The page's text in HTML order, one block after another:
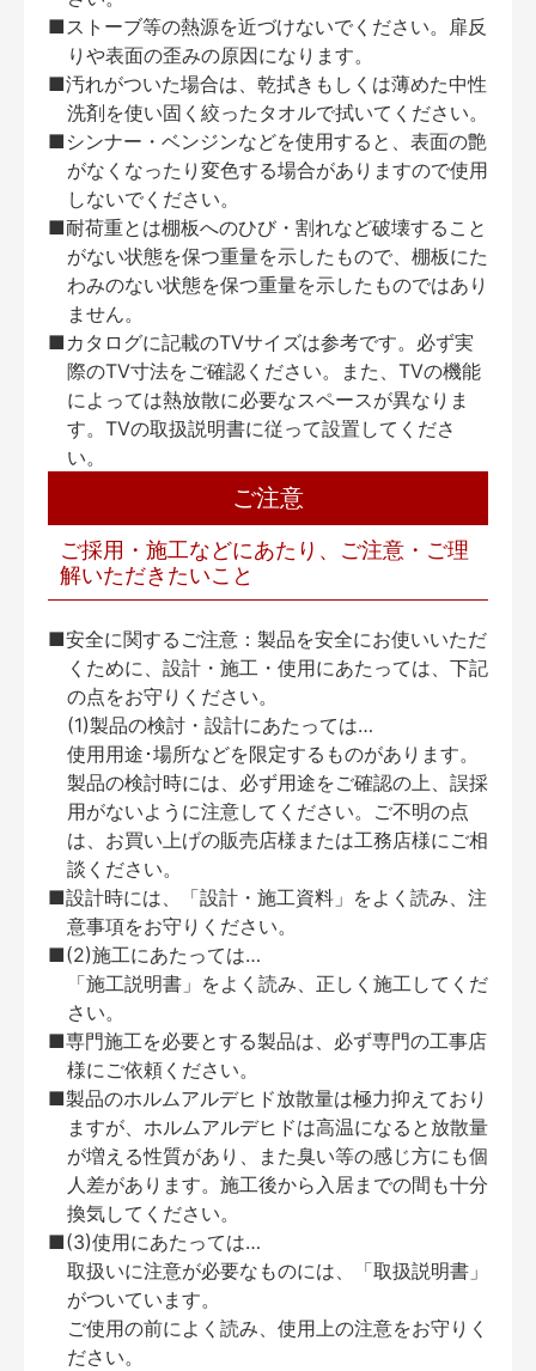
■ストーブ等の熱源を近づけないでください。扉反
りや表面の歪みの原因になります。
■汚れがついた場合は、乾拭きもしくは薄めた中性
洗剤を使い固く絞ったタオルで拭いてください。
■シンナー・ベンジンなどを使用すると、表面の艶
がなくなったり変色する場合がありますので使用
しないでください。
■耐荷重とは棚板へのひび・割れなど破壊すること
がない状態を保つ重量を示したもので、棚板にた
わみのない状態を保つ重量を示したものではあり
ません。
■カタログに記載のTVサイズは参考です。必ず実
際のTV寸法をご確認ください。また、TVの機能
によっては熱放散に必要なスペースが異なりま
す。TVの取扱説明書に従って設置してくださ
い。
ご注意
ご採用・施工などにあたり、ご注意・ご理
解いただきたいこと
■安全に関するご注意：製品を安全にお使いいただ
くために、設計・施工・使用にあたっては、下記
の点をお守りください。
(1)製品の検討・設計にあたっては…
使用用途･場所などを限定するものがあります。
製品の検討時には、必ず用途をご確認の上、誤採
用がないように注意してください。ご不明の点
は、お買い上げの販売店様または工務店様にご相
談ください。
■設計時には、「設計・施工資料」をよく読み、注
意事項をお守りください。
■(2)施工にあたっては…
「施工説明書」をよく読み、正しく施工してくだ
さい。
■専門施工を必要とする製品は、必ず専門の工事店
様にご依頼ください。
■製品のホルムアルデヒド放散量は極力抑えており
ますが、ホルムアルデヒドは高温になると放散量
が増える性質があり、また臭い等の感じ方にも個
人差があります。施工後から入居までの間も十分
換気してください。
■(3)使用にあたっては…
取扱いに注意が必要なものには、「取扱説明書」
がついています。
ご使用の前によく読み、使用上の注意をお守りく
ださい。